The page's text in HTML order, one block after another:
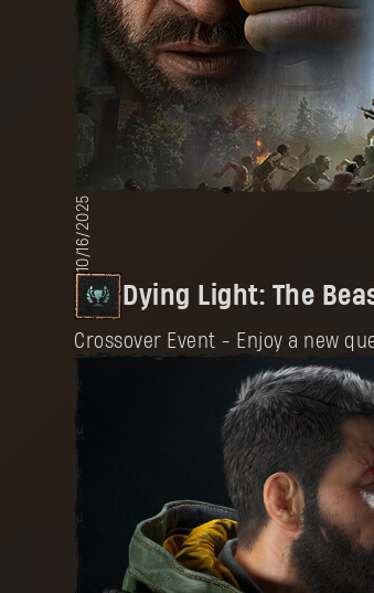
10/16/2025
Dying Light: The
Crossover Event - Enjoy a new